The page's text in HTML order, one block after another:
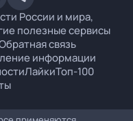
России и мира,
полезные сервисы
связь
информации
ЛайкиТоп-100